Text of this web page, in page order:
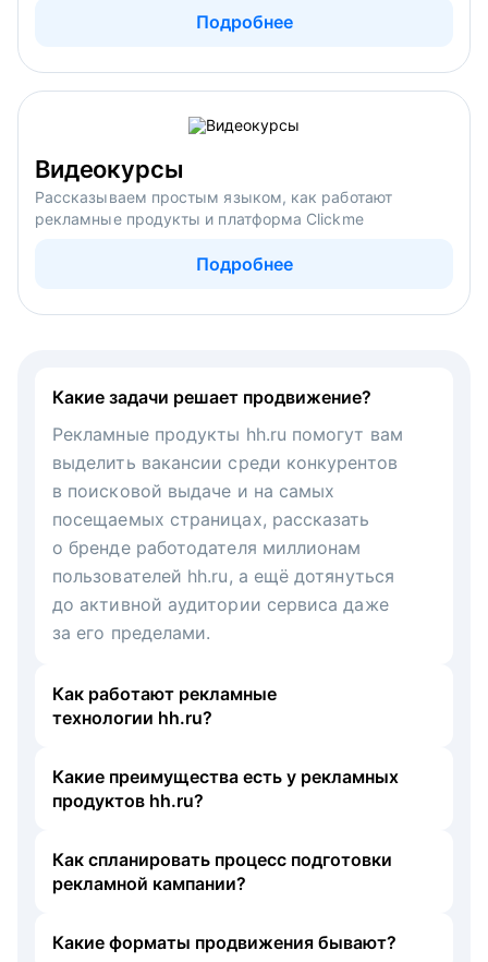
Подробнее
Видеокурсы
Рассказываем простым языком, как работают
рекламные продукты и платформа Clickme
Подробнее
Какие задачи решает продвижение?
Рекламные продукты hh.ru помогут вам
выделить вакансии среди конкурентов
в поисковой выдаче и на самых
посещаемых страницах, рассказать
о бренде работодателя миллионам
пользователей hh.ru, а ещё дотянуться
до активной аудитории сервиса даже
за его пределами.
Как работают рекламные
технологии hh.ru?
Какие преимущества есть у рекламных
продуктов hh.ru?
Как спланировать процесс подготовки
рекламной кампании?
Какие форматы продвижения бывают?